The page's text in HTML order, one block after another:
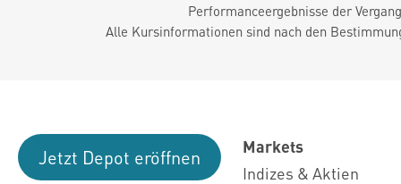
Performanceergebnisse der
Alle Kursinformationen sind nach den
Jetzt Depot eröffnen
Markets
Indizes & Aktien